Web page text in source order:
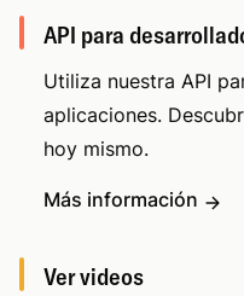
API para
Utiliza nuestra API
aplicaciones.
hoy mismo.
Más información
Ver videos